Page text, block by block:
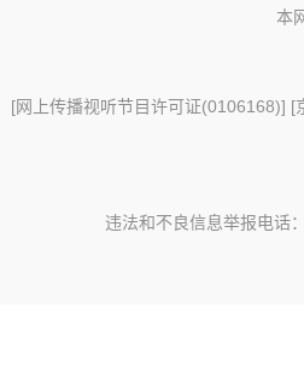
本
[网上传播视听节目许可证(0106168)] [
违法和不良信息举报电话